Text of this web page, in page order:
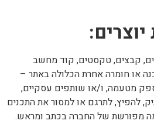
יוצרים:
קבצים, טקסטים, קוד מחשב
או חומרה אחרת הכלולה באתר –
מטעמה, ו/או שותפים עסקיים,
להפיץ, לתרגם או למסור את התכנים
מפורשת של החברה בכתב ומראש.